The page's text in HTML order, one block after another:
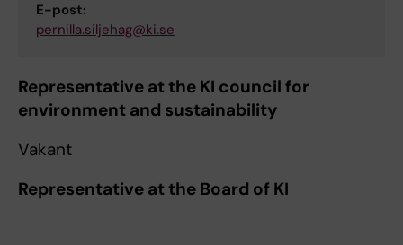
E-post:
pernilla.siljehag@ki.se
Representative at the KI council for
environment and sustainability
Vakant
Representative at the Board of KI